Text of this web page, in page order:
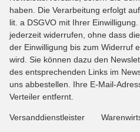
haben. Die Verarbeitung erfolgt
lit. a DSGVO mit Ihrer
jederzeit widerrufen, ohne dass
der Einwilligung bis zum Widerruf
wird. Sie können dazu den
des entsprechenden Links im
uns abbestellen. Ihre E-Mail-
Verteiler entfernt.
Versanddienstleister